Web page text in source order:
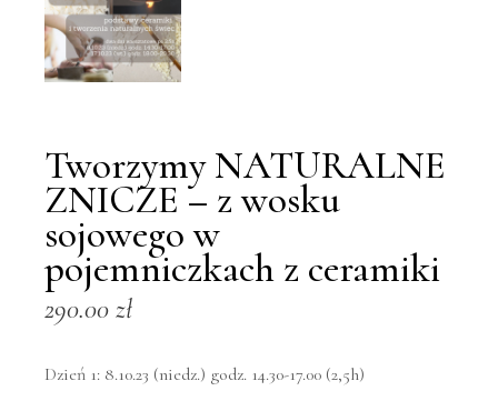
Tworzymy NATURALNE
ZNICZE – z wosku
sojowego w
pojemniczkach z ceramiki
290.00zł
Dzień 1: 8.10.23 (niedz.) godz. 14.30-17.00 (2,5h)